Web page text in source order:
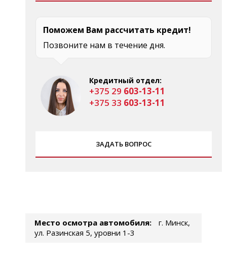
Поможем Вам рассчитать кредит!
Позвоните нам в течение дня.
Кредитный отдел:
+375 29 603-13-11
+375 33 603-13-11
ЗАДАТЬ ВОПРОС
Место осмотра автомобиля:
г. Минск,
ул. Разинская 5, уровни 1-3